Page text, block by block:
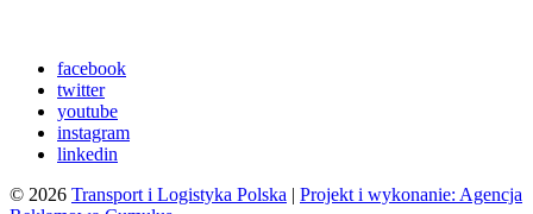
facebook
twitter
youtube
instagram
linkedin
© 2026 Transport i Logistyka Polska | Projekt i wykonanie: Agencja